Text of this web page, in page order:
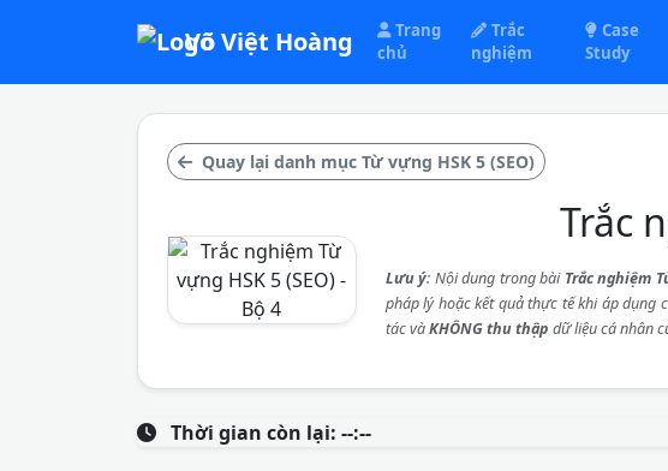
Võ Việt Hoàng
Trang
chủ
Trắc
nghiệm
Case
Study
Quay lại danh mục Từ vựng HSK 5 (SEO)
Trắc
Lưu ý: Nội dung trong bài Trắc nghiệm
pháp lý hoặc kết quả thực tế khi áp dụng
tác vàKHÔNG thu thập dữ liệu cá nhân
Thời gian còn lại: --:--